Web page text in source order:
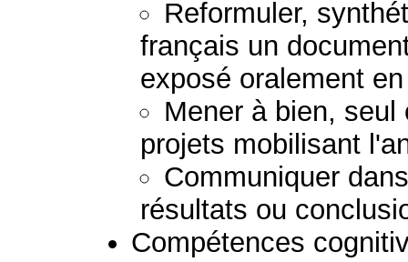
Reformuler,
français un
exposé oralement
Mener à bien,
projets mobilisant
Communiquer
résultats ou
Compétences